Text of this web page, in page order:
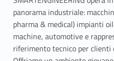
panorama industriale:
pharma & medical) impianti
machine, automotive e
riferimento tecnico per clienti